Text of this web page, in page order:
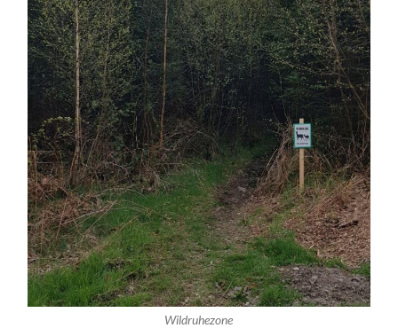
Wildruhezone